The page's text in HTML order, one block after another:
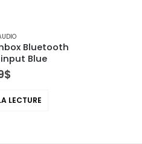
Bluetooth
Blue
$
LECTURE